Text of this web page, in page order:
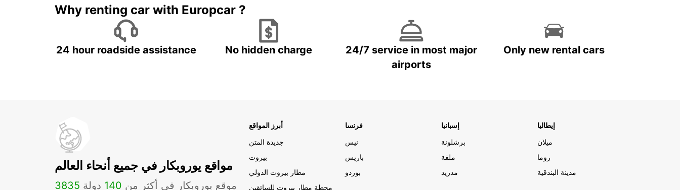
Why renting car with Europcar ?
24 hour roadside assistance No hidden charge
24/7 service in most major
airports
Only new rental cars
مواقع يوروبكار في جميع أنحاء العالم
3835 موقع يوروبكار في أكثر من 140 دولة
أبرز المواقع
جديدة المتن
بيروت
مطار بيروت الدولي
محطة مطار بيروت للسائقين
فرنسا
نيس
باريس
بوردو
إسبانيا
برشلونة
ملقة
مدريد
إيطاليا
ميلان
روما
مدينة البندقية